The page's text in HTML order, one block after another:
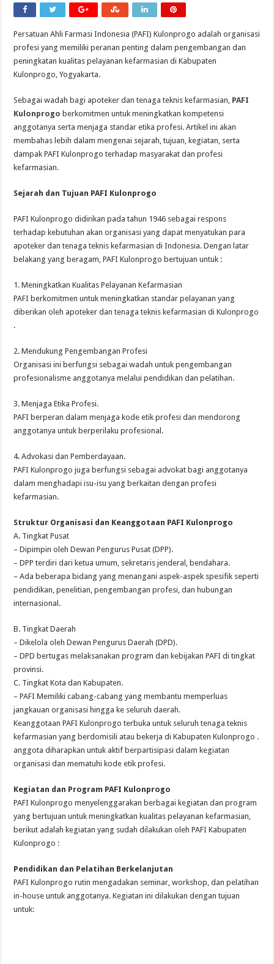
Meningkatkan
Kualitas
Pelayanan
Persatuan Ahli Farmasi Indonesia (PAFI) Kulonprogo adalah organisasi
profesi yang memiliki peranan penting dalam pengembangan dan
peningkatan kualitas pelayanan kefarmasian di Kabupaten
Kulonprogo, Yogyakarta.
Sebagai wadah bagi apoteker dan tenaga teknis kefarmasian, PAFI
Kulonprogo berkomitmen untuk meningkatkan kompetensi
anggotanya serta menjaga standar etika profesi. Artikel ini akan
membahas lebih dalam mengenai sejarah, tujuan, kegiatan, serta
dampak PAFI Kulonprogo terhadap masyarakat dan profesi
kefarmasian.
Sejarah dan Tujuan PAFI Kulonprogo
PAFI Kulonprogo didirikan pada tahun 1946 sebagai respons
terhadap kebutuhan akan organisasi yang dapat menyatukan para
apoteker dan tenaga teknis kefarmasian di Indonesia. Dengan latar
belakang yang beragam, PAFI Kulonprogo bertujuan untuk :
1. Meningkatkan Kualitas Pelayanan Kefarmasian
PAFI berkomitmen untuk meningkatkan standar pelayanan yang
diberikan oleh apoteker dan tenaga teknis kefarmasian di Kulonprogo
.
2. Mendukung Pengembangan Profesi
Organisasi ini berfungsi sebagai wadah untuk pengembangan
profesionalisme anggotanya melalui pendidikan dan pelatihan.
3. Menjaga Etika Profesi.
PAFI berperan dalam menjaga kode etik profesi dan mendorong
anggotanya untuk berperilaku profesional.
4. Advokasi dan Pemberdayaan.
PAFI Kulonprogo juga berfungsi sebagai advokat bagi anggotanya
dalam menghadapi isu-isu yang berkaitan dengan profesi
kefarmasian.
Struktur Organisasi dan Keanggotaan PAFI Kulonprogo
A. Tingkat Pusat
– Dipimpin oleh Dewan Pengurus Pusat (DPP).
– DPP terdiri dari ketua umum, sekretaris jenderal, bendahara.
– Ada beberapa bidang yang menangani aspek-aspek spesifik seperti
pendidikan, penelitian, pengembangan profesi, dan hubungan
internasional.
B. Tingkat Daerah
– Dikelola oleh Dewan Pengurus Daerah (DPD).
– DPD bertugas melaksanakan program dan kebijakan PAFI di tingkat
provinsi.
C. Tingkat Kota dan Kabupaten.
– PAFI Memiliki cabang-cabang yang membantu memperluas
jangkauan organisasi hingga ke seluruh daerah.
Keanggotaan PAFI Kulonprogo terbuka untuk seluruh tenaga teknis
kefarmasian yang berdomisili atau bekerja di Kabupaten Kulonprogo .
anggota diharapkan untuk aktif berpartisipasi dalam kegiatan
organisasi dan mematuhi kode etik profesi.
Kegiatan dan Program PAFI Kulonprogo
PAFI Kulonprogo menyelenggarakan berbagai kegiatan dan program
yang bertujuan untuk meningkatkan kualitas pelayanan kefarmasian,
berikut adalah kegiatan yang sudah dilakukan oleh PAFI Kabupaten
Kulonprogo :
Pendidikan dan Pelatihan Berkelanjutan
PAFI Kulonprogo rutin mengadakan seminar, workshop, dan pelatihan
in-house untuk anggotanya. Kegiatan ini dilakukan dengan tujuan
untuk: